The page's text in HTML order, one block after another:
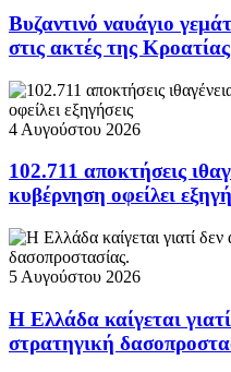
Βυζαντινό ναυάγιο
στις ακτές της Κροατίας
4 Αυγούστου 2026
102.711 αποκτήσεις
κυβέρνηση οφείλει
5 Αυγούστου 2026
Η Ελλάδα καίγεται
στρατηγική